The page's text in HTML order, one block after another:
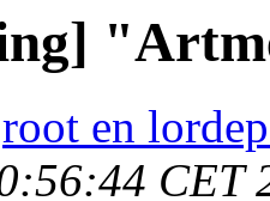
root en
CET